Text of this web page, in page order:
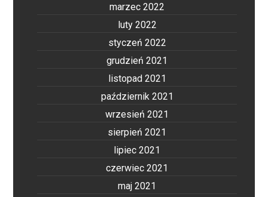
marzec 2022
luty 2022
styczeń 2022
grudzień 2021
listopad 2021
październik 2021
wrzesień 2021
sierpień 2021
lipiec 2021
czerwiec 2021
maj 2021